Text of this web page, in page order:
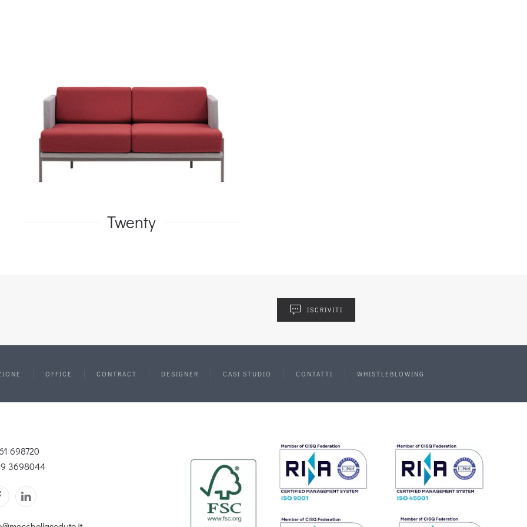
Twenty
ISCRIVITI
OFFICE CONTRACT DESIGNER CASI STUDIO CONTATTI WHISTLEBLOWING
698720
3698044